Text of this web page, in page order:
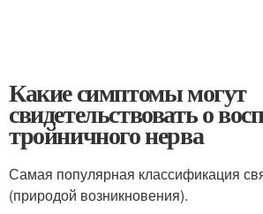
Какие симптомы могут
свидетельствовать о
тройничного нерва
Самая популярная классификация
(природой возникновения).